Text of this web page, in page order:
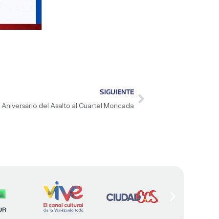
SIGUIENTE
Aniversario del Asalto al Cuartel Moncada